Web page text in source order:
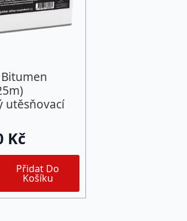
utěsňovací
Kč
Přidat Do
Košíku